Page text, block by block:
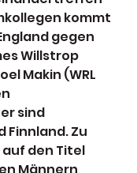
kommt
gegen
Willstrop
Makin (WRL
sind
Finnland. Zu
den Titel